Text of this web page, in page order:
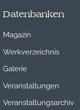
Datenbanken
Magazin
Werkverzeichnis
Galerie
Veranstaltungen
Veranstaltungsarchiv